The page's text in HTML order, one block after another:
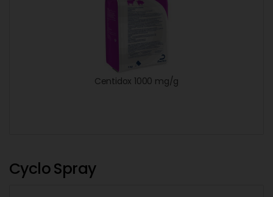
Centidox 1000 mg/g
Cyclo Spray